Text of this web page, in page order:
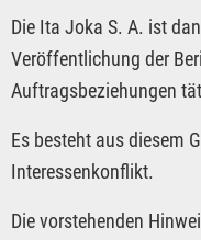
Die Ita Joka S. A. ist
Veröffentlichung der
Auftragsbeziehungen
Es besteht aus diesem
Interessenkonflikt.
Die vorstehenden